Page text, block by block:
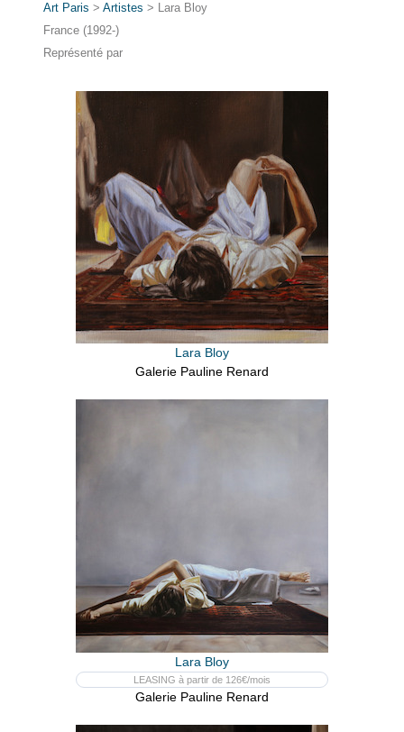
Art Paris > Artistes > Lara Bloy
France (1992-)
Représenté par
Lara Bloy
Galerie Pauline Renard
Lara Bloy
LEASING à partir de 126€/mois
Galerie Pauline Renard